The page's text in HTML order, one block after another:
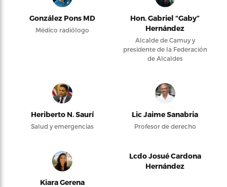
González Pons MD
Médico radiólogo
Hon. Gabriel “Gaby”
Hernández
Alcalde de Camuy y
presidente de la Federación
de Alcaldes
Heriberto N. Saurí
Salud y emergencias
Lic Jaime Sanabria
Profesor de derecho
Kiara Gerena
Lcdo Josué Cardona
Hernández